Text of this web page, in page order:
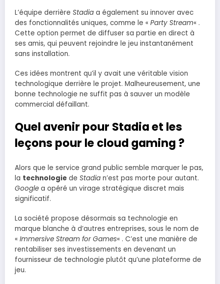
L’équipe derrière Stadia a également su innover avec
des fonctionnalités uniques, comme le « Party Stream« .
Cette option permet de diffuser sa partie en direct à
ses amis, qui peuvent rejoindre le jeu instantanément
sans installation.
Ces idées montrent qu’il y avait une véritable vision
technologique derrière le projet. Malheureusement, une
bonne technologie ne suffit pas à sauver un modèle
commercial défaillant.
Quel avenir pour Stadia et les
leçons pour le cloud gaming ?
Alors que le service grand public semble marquer le pas,
la technologie de Stadia n’est pas morte pour autant.
Google a opéré un virage stratégique discret mais
significatif.
La société propose désormais sa technologie en
marque blanche à d’autres entreprises, sous le nom de
« Immersive Stream for Games« . C’est une manière de
rentabiliser ses investissements en devenant un
fournisseur de technologie plutôt qu’une plateforme de
jeu.